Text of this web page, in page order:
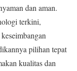
dan aman.
terkini,
pilihan tepat
kualitas dan